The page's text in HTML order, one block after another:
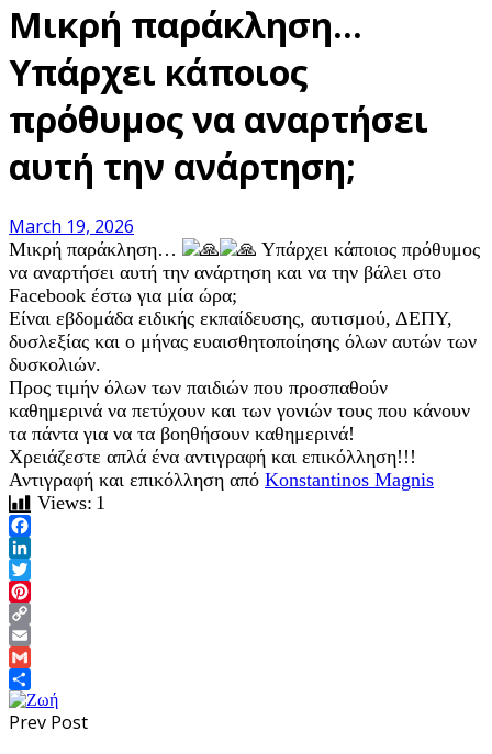
Μικρή παράκληση…
Υπάρχει κάποιος
πρόθυμος να αναρτήσει
αυτή την ανάρτηση;
March 19, 2026
Μικρή παράκληση…
Υπάρχει κάποιος πρόθυμος
να αναρτήσει αυτή την ανάρτηση και να την βάλει στο
Facebook έστω για μία ώρα;
Είναι εβδομάδα ειδικής εκπαίδευσης, αυτισμού, ΔΕΠΥ,
δυσλεξίας και ο μήνας ευαισθητοποίησης όλων αυτών των
δυσκολιών.
Προς τιμήν όλων των παιδιών που προσπαθούν
καθημερινά να πετύχουν και των γονιών τους που κάνουν
τα πάντα για να τα βοηθήσουν καθημερινά!
Χρειάζεστε απλά ένα αντιγραφή και επικόλληση!!!
Αντιγραφή και επικόλληση από Konstantinos Magnis
Views: 1
Facebook
LinkedIn
Twitter
Pinterest
Copy
Link
Email
Gmail
Share
Prev Post